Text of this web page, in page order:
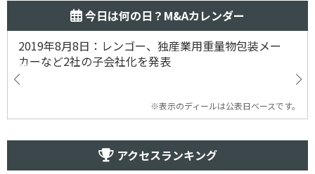
今日は何の日？M&Aカレンダー
2019年8月8日：レンゴー、独産業用重量物包装メー
カーなど2社の子会社化を発表
※表示のディールは公表日ベースです。
アクセスランキング